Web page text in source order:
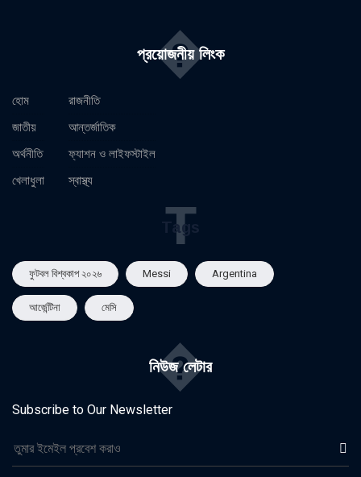
প্রয়োজনীয় লিংক
�
হোম
জাতীয়
অর্থনীতি
খেলাধুলা
রাজনীতি
আন্তর্জাতিক
ফ্যাশন ও লাইফস্টাইল
স্বাস্থ্য
Tags
T
ফুটবল বিশ্বকাপ ২০২৬ Messi Argentina
আর্জেন্টিনা মেসি
নিউজ লেটার
�
Subscribe to Our Newsletter